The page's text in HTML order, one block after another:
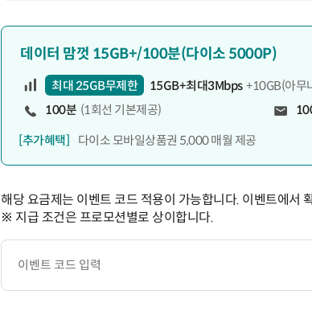
데이터 맘껏 15GB+/100분(다이소 5000P)
최대 25GB무제한 15GB+최대3Mbps +10GB(아무
100분 (1회선 기본제공)
[추가혜택]
다이소 모바일상품권 5,000 매월 제공
해당 요금제는 이벤트 코드 적용이 가능합니다. 이벤트에서
※ 지급 조건은 프로모션별로 상이합니다.
이